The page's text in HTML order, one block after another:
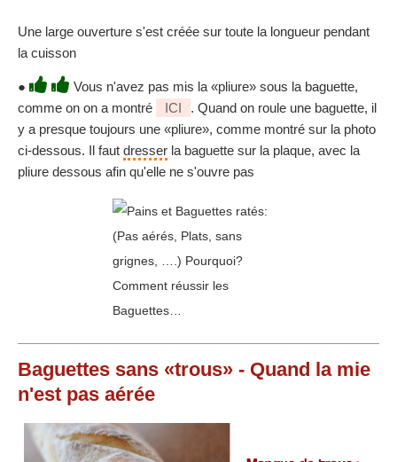
Une large ouverture s'est créée sur toute la longueur pendant
la cuisson
●
Vous n'avez pas mis la «pliure» sous la baguette,
comme on on a montré
ICI
. Quand on roule une baguette, il
y a presque toujours une «pliure», comme montré sur la photo
ci-dessous. Il faut dresser la baguette sur la plaque, avec la
pliure dessous afin qu'elle ne s'ouvre pas
Baguettes sans «trous» - Quand la mie
n'est pas aérée